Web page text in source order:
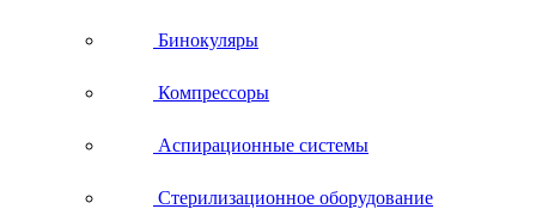
Бинокуляры
Компрессоры
Аспирационные системы
Стерилизационное оборудование